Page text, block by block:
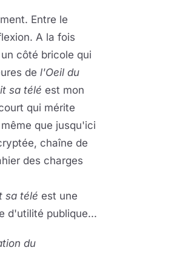
Entre le
A la fois
côté bricole qui
de l'Oeil du
sa télé est mon
qui mérite
que jusqu'ici
chaîne de
des charges
sa télé est une
d'utilité publique...
du